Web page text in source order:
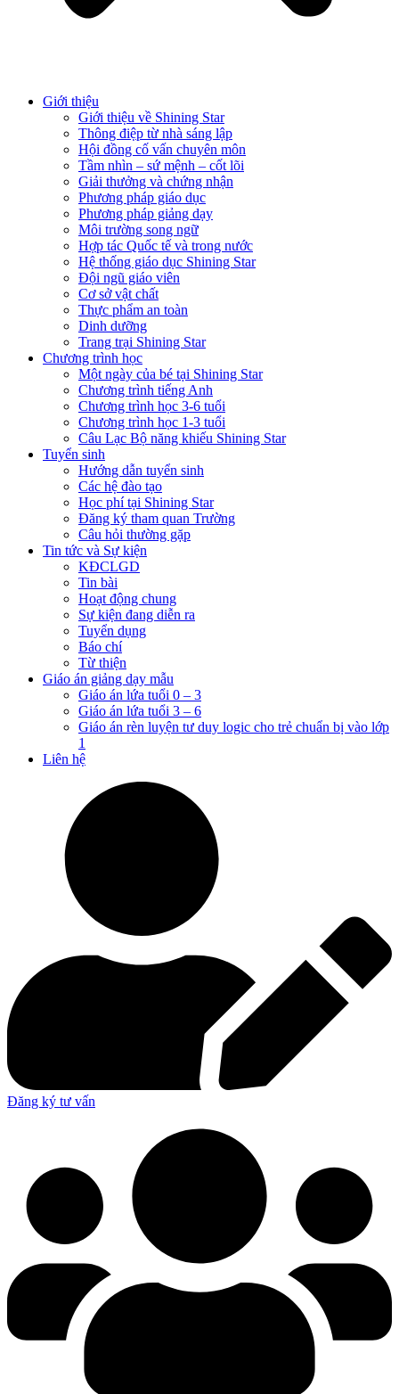
Giới thiệu
Giới thiệu về Shining Star
Thông điệp từ nhà sáng lập
Hội đồng cố vấn chuyên môn
Tầm nhìn – sứ mệnh – cốt lõi
Giải thưởng và chứng nhận
Phương pháp giáo dục
Phương pháp giảng dạy
Môi trường song ngữ
Hợp tác Quốc tế và trong nước
Hệ thống giáo dục Shining Star
Đội ngũ giáo viên
Cơ sở vật chất
Thực phẩm an toàn
Dinh dưỡng
Trang trại Shining Star
Chương trình học
Một ngày của bé tại Shining Star
Chương trình tiếng Anh
Chương trình học 3-6 tuổi
Chương trình học 1-3 tuổi
Câu Lạc Bộ năng khiếu Shining Star
Tuyển sinh
Hướng dẫn tuyển sinh
Các hệ đào tạo
Học phí tại Shining Star
Đăng ký tham quan Trường
Câu hỏi thường gặp
Tin tức và Sự kiện
KĐCLGD
Tin bài
Hoạt động chung
Sự kiện đang diễn ra
Tuyển dụng
Báo chí
Từ thiện
Giáo án giảng dạy mẫu
Giáo án lứa tuổi 0 – 3
Giáo án lứa tuổi 3 – 6
Giáo án rèn luyện tư duy logic cho trẻ chuẩn bị vào lớp
1
Liên hệ
Đăng ký tư vấn